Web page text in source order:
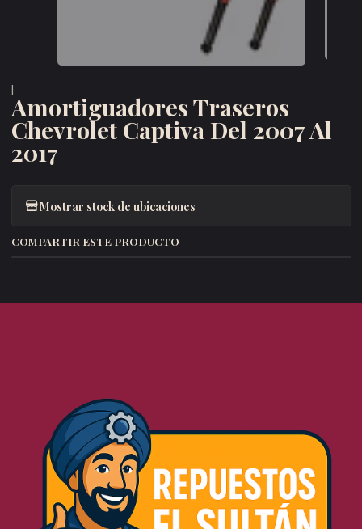
Amortiguadores Traseros
Chevrolet Captiva Del 2007 Al
2017
Mostrar stock de ubicaciones
COMPARTIR ESTE PRODUCTO